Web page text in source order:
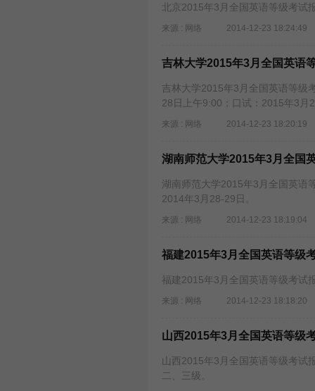
北京2015年3月全国英语等级考
来源 : 网络 2014-12-23 18:24:49
吉林大学2015年3月全国英语
吉林大学2015年3月全国英语等级
28日上午9:00；口试：2015年3月
来源 : 网络 2014-12-23 18:20:19
湖南师范大学2015年3月全国
湖南师范大学2015年3月全国英
2014年3月28-29日。
来源 : 网络 2014-12-23 18:19:04
福建2015年3月全国英语等级
福建2015年3月全国英语等级考试
来源 : 网络 2014-12-23 18:18:20
山西2015年3月全国英语等级
山西2015年3月全国英语等级考试
二、三级。